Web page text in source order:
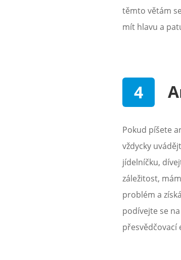
těmto větám
mít hlavu a
Pokud píšete
vždycky
jídelníčku,
záležitost,
problém a
podívejte se
přesvědčovací